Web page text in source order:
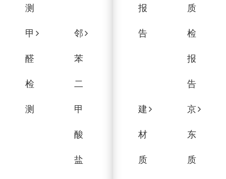
测
甲
醛
检
测
邻
苯
二
甲
酸
盐
报
告
质
检
报
告
建
材
质
京
东
质